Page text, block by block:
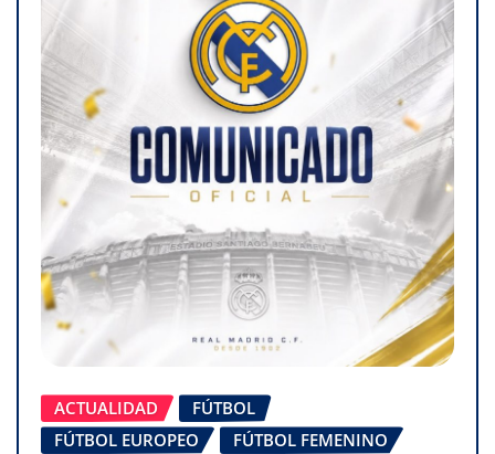
ACTUALIDAD
FÚTBOL
FÚTBOL EUROPEO
FÚTBOL FEMENINO